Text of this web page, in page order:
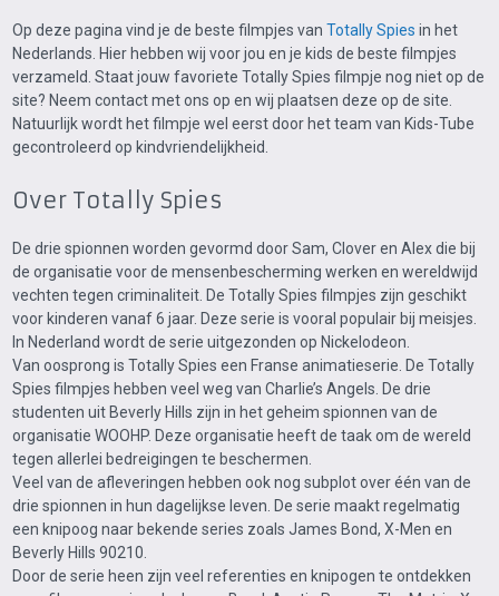
Op deze pagina vind je de beste filmpjes vanTotally Spies in het
Nederlands. Hier hebben wij voor jou en je kids de beste filmpjes
verzameld. Staat jouw favoriete Totally Spies filmpje nog niet op de
site? Neem contact met ons op en wij plaatsen deze op de site.
Natuurlijk wordt het filmpje wel eerst door het team van Kids-Tube
gecontroleerd op kindvriendelijkheid.
Over Totally Spies
De drie spionnen worden gevormd door Sam, Clover en Alex die bij
de organisatie voor de mensenbescherming werken en wereldwijd
vechten tegen criminaliteit. De Totally Spies filmpjes zijn geschikt
voor kinderen vanaf 6 jaar. Deze serie is vooral populair bij meisjes.
In Nederland wordt de serie uitgezonden op Nickelodeon.
Van oosprong is Totally Spies een Franse animatieserie. De Totally
Spies filmpjes hebben veel weg van Charlie’s Angels. De drie
studenten uit Beverly Hills zijn in het geheim spionnen van de
organisatie WOOHP. Deze organisatie heeft de taak om de wereld
tegen allerlei bedreigingen te beschermen.
Veel van de afleveringen hebben ook nog subplot over één van de
drie spionnen in hun dagelijkse leven. De serie maakt regelmatig
een knipoog naar bekende series zoals James Bond, X-Men en
Beverly Hills 90210.
Door de serie heen zijn veel referenties en knipogen te ontdekken